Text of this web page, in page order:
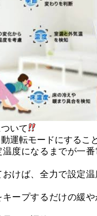
いて
運転モードにするこ
度になるまでが一番
おけば、全力で設定
ープするだけの緩や